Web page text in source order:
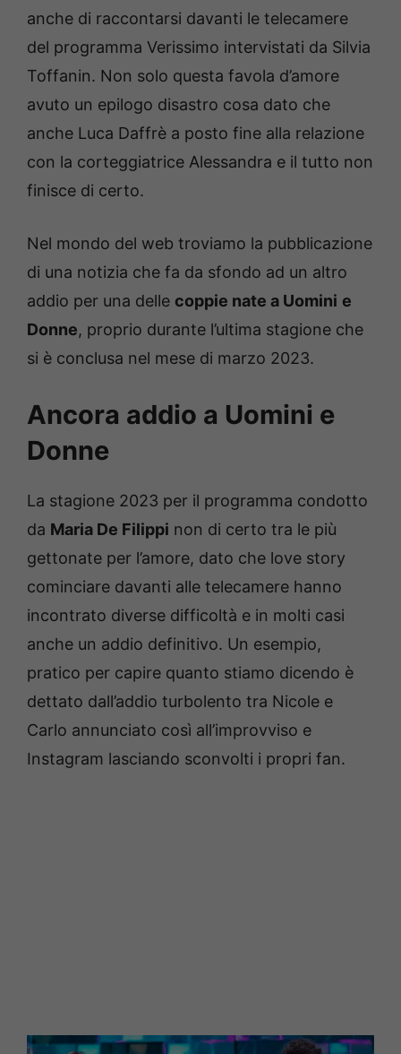
anche di raccontarsi davanti le telecamere
del programma Verissimo intervistati da Silvia
Toffanin. Non solo questa favola d’amore
avuto un epilogo disastro cosa dato che
anche Luca Daffrè a posto fine alla relazione
con la corteggiatrice Alessandra e il tutto non
finisce di certo.
Nel mondo del web troviamo la pubblicazione
di una notizia che fa da sfondo ad un altro
addio per una delle coppie nate a Uomini e
Donne, proprio durante l’ultima stagione che
si è conclusa nel mese di marzo 2023.
Ancora addio a Uomini e
Donne
La stagione 2023 per il programma condotto
da Maria De Filippi non di certo tra le più
gettonate per l’amore, dato che love story
cominciare davanti alle telecamere hanno
incontrato diverse difficoltà e in molti casi
anche un addio definitivo. Un esempio,
pratico per capire quanto stiamo dicendo è
dettato dall’addio turbolento tra Nicole e
Carlo annunciato così all’improvviso e
Instagram lasciando sconvolti i propri fan.